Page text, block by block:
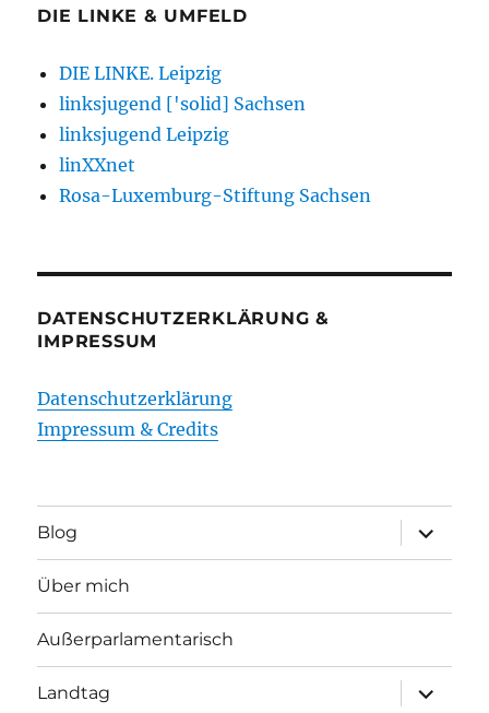
DIE LINKE & UMFELD
DIE LINKE. Leipzig
linksjugend ['solid] Sachsen
linksjugend Leipzig
linXXnet
Rosa-Luxemburg-Stiftung Sachsen
DATENSCHUTZERKLÄRUNG &
IMPRESSUM
Datenschutzerklärung
Impressum & Credits
Blog
öffnen
Über mich
Außerparlamentarisch
Landtag
öffnen